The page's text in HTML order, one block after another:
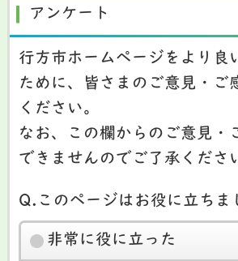
アンケート
行方市ホームページをより良
ために、皆さまのご意見・ご
ください。
なお、この欄からのご意見・
できませんのでご了承くださ
Q.このページはお役に立ちま
非常に役に立った